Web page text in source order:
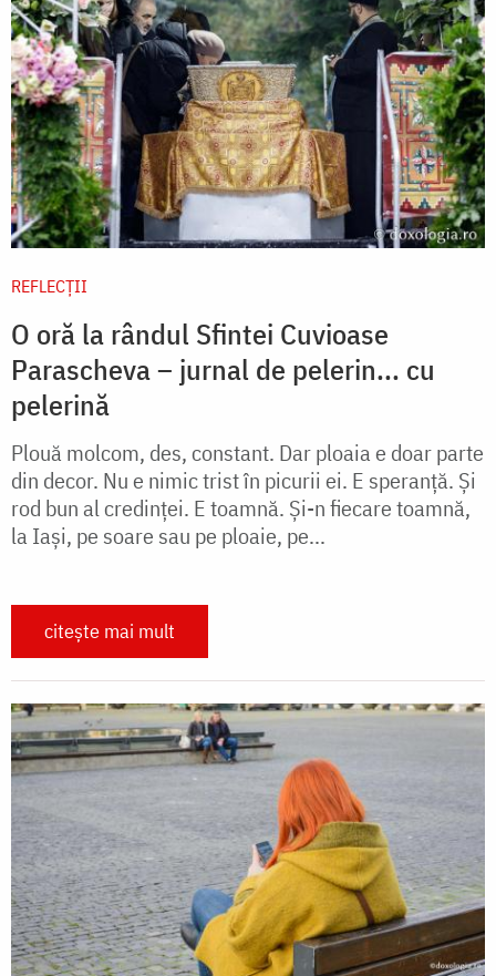
REFLECȚII
O oră la rândul Sfintei Cuvioase
Parascheva – jurnal de pelerin... cu
pelerină
Plouă molcom, des, constant. Dar ploaia e doar parte
din decor. Nu e nimic trist în picurii ei. E speranță. Și
rod bun al credinței. E toamnă. Și-n fiecare toamnă,
la Iași, pe soare sau pe ploaie, pe...
citește mai mult